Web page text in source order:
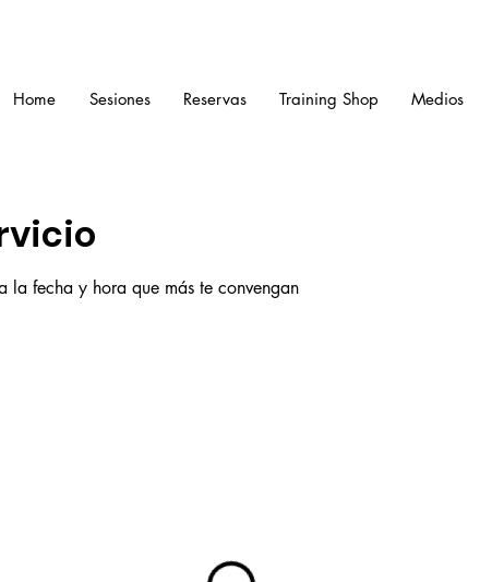
Home Sesiones Reservas Training Shop Medios
la fecha y hora que más te convengan